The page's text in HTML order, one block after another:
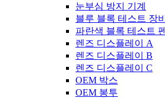
눈부심 방지 기계
블루 블록 테스트 장비
파란색 블록 테스트 펜
렌즈 디스플레이 A
렌즈 디스플레이 B
렌즈 디스플레이 C
OEM 박스
OEM 봉투